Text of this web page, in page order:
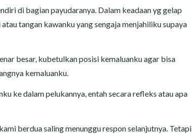
di bagian payudaranya. Dalam keadaan yg gelap
tangan kawanku yang sengaja menjahiliku supaya
besar, kubetulkan posisi kemaluanku agar bisa
kemaluanku.
ke dalam pelukannya, entah secara refleks atau apa
berdua saling menunggu respon selanjutnya. Tetapi